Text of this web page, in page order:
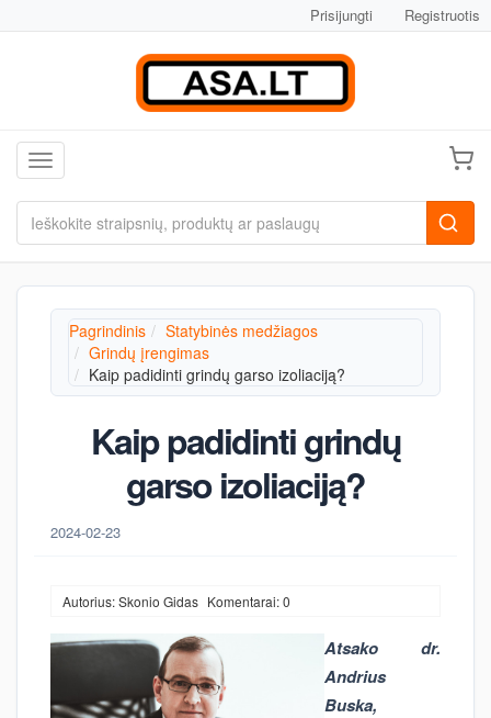
Prisijungti Registruotis
Toggle navigation
Pagrindinis
Statybinės medžiagos
Grindų įrengimas
Kaip padidinti grindų garso izoliaciją?
Kaip padidinti grindų
garso izoliaciją?
2024-02-23
Autorius: Skonio Gidas Komentarai: 0
Atsako dr.
Andrius
Buska,